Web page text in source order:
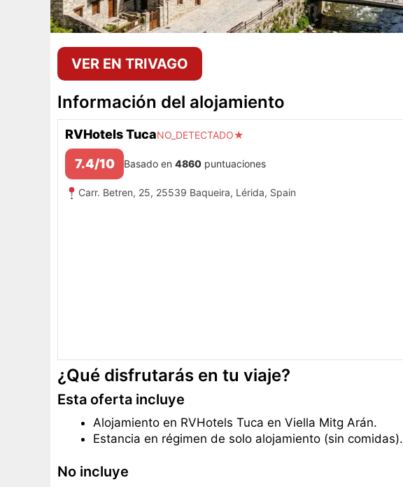
VER EN TRIVAGO
Información del alojamiento
RVHotels TucaNO_DETECTADO★
7.4/10 Basado en 4860 puntuaciones
Carr. Betren, 25, 25539 Baqueira, Lérida, Spain
¿Qué disfrutarás en tu viaje?
Esta oferta incluye
Alojamiento en RVHotels Tuca en Viella Mitg Arán.
Estancia en régimen de solo alojamiento (sin comidas).
No incluye